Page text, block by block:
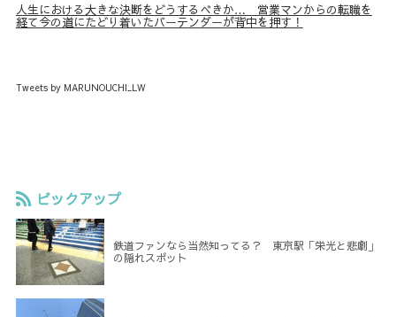
人生における大きな決断をどうするべきか… 営業マンからの転職を
経て今の道にたどり着いたバーテンダーが背中を押す！
Tweets by MARUNOUCHI_LW
ピックアップ
鉄道ファンなら当然知ってる？ 東京駅「栄光と悲劇」
の隠れスポット